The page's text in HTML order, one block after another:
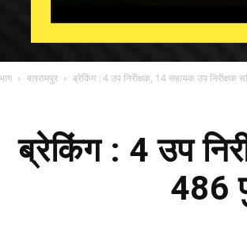
बलरामपुर ब्रेकिंग : 4 उप निरीक्षक, 14 सहायक उप निरीक्षक
ब्रेकिंग : 4 उप
486